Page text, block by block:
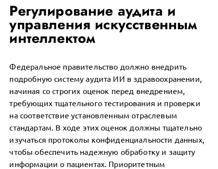
Регулирование аудита и
управления искусственным
интеллектом
Федеральное правительство должно внедрить
подробную систему аудита ИИ в здравоохранении,
начиная со строгих оценок перед внедрением,
требующих тщательного тестирования и проверки
на соответствие установленным отраслевым
стандартам. В ходе этих оценок должны тщательно
изучаться протоколы конфиденциальности данных,
чтобы обеспечить надежную обработку и защиту
информации о пациентах. Приоритетным